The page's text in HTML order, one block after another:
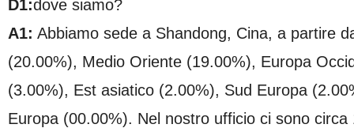
D1:dove siamo?
A1: Abbiamo sede a Shandong, Cina, a partire
(20.00%), Medio Oriente (19.00%), Europa
(3.00%), Est asiatico (2.00%), Sud Europa
Europa (00.00%). Nel nostro ufficio ci sono circa